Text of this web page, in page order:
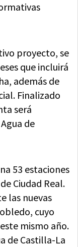
proyecto, se
que incluirá
además de
Finalizado
será
de
53 estaciones
Ciudad Real.
las nuevas
cuyo
mismo año.
de Castilla-La